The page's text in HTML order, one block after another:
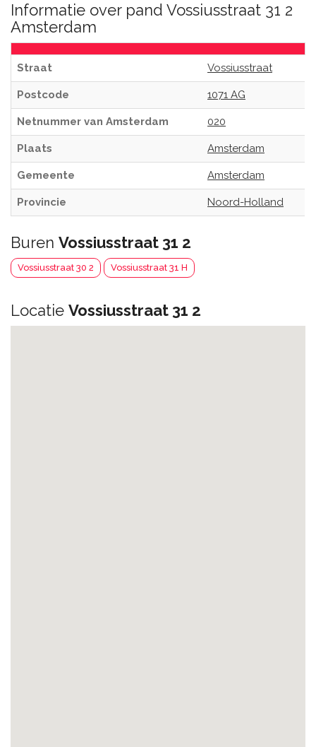
Informatie over pand Vossiusstraat 31 2
Amsterdam
Straat Vossiusstraat
Postcode 1071 AG
Netnummer van Amsterdam 020
Plaats Amsterdam
Gemeente Amsterdam
Provincie Noord-Holland
Buren Vossiusstraat 31 2
Vossiusstraat 30 2 Vossiusstraat 31 H
Locatie Vossiusstraat 31 2